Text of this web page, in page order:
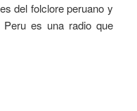
del folclore peruano y
Peru es una radio que